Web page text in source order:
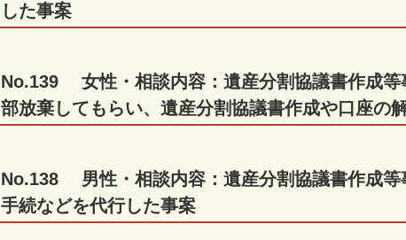
した事案
No.139 女性・相談内容：遺産分割協議書作成
部放棄してもらい、遺産分割協議書作成や口座の
No.138 男性・相談内容：遺産分割協議書作成
手続などを代行した事案